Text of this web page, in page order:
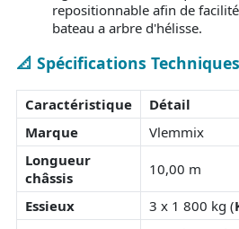
repositionnable afin de
bateau a arbre d'hélisse.
📐 Spécifications Techniques
Caractéristique
Détail
Marque
Vlemmix
Longueur
châssis
10,00 m
Essieux 3 x 1 800 kg (